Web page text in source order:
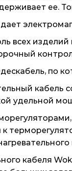
ее.
всех
по
удельной
кабеля